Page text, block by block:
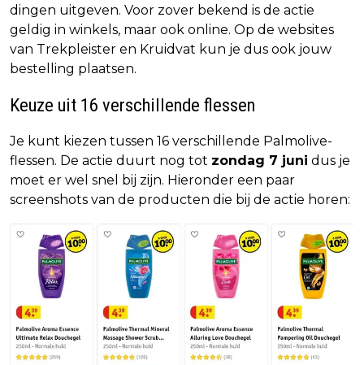
dingen uitgeven. Voor zover bekend is de actie
geldig in winkels, maar ook online. Op de websites
van Trekpleister en Kruidvat kun je dus ook jouw
bestelling plaatsen.
Keuze uit 16 verschillende flessen
Je kunt kiezen tussen 16 verschillende Palmolive-
flessen. De actie duurt nog tot zondag 7 juni dus je
moet er wel snel bij zijn. Hieronder een paar
screenshots van de producten die bij de actie horen: